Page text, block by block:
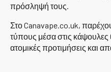
πρόσληψή τους.
Στο Canavape.co.uk,
τύπους μέσα στις κάψουλες
ατομικές προτιμήσεις και